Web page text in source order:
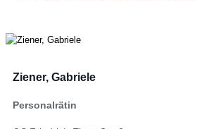
Ziener, Gabriele
Personalrätin